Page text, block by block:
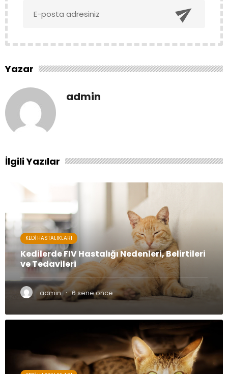

Yazar
admin
İlgili Yazılar
KEDI HASTALIKLARI
Kedilerde FIV Hastalığı Nedenleri, Belirtileri
ve Tedavileri
admin · 6 sene önce